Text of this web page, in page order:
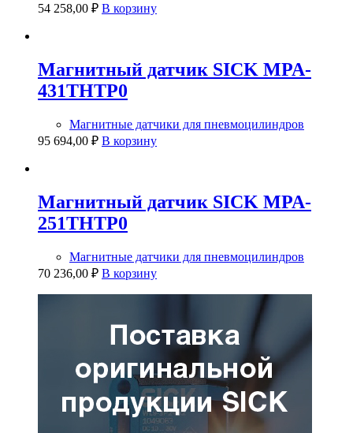
54 258,00 ₽ В корзину
Магнитный датчик SICK MPA-
431THTP0
Магнитные датчики для пневмоцилиндров
95 694,00 ₽ В корзину
Магнитный датчик SICK MPA-
251THTP0
Магнитные датчики для пневмоцилиндров
70 236,00 ₽ В корзину